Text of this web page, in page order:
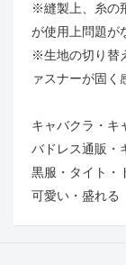
※縫製上、糸の
が使用上問題が
※生地の切り替
ァスナーが固く
キャバクラ・キ
バドレス通販・
黒服・タイト・
可愛い・盛れる